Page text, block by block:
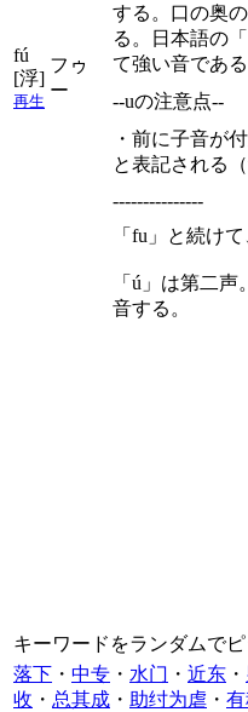
fú
[浮]
再生
フゥ
ー
する。口の奥
る。日本語の
て強い音である
--uの注意点--
・前に子音が
と表記される
---------------
「fu」と続け
「ú」は第二
音する。
キーワードをランダムで
落下 ・ 中专 ・ 水门 ・ 近东 ・
收 ・ 总其成 ・ 助纣为虐 ・